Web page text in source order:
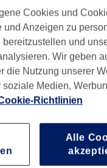
Cookies und
und Anzeigen zu
und
Wir geben
die Nutzung unserer
soziale Medien,
Richtlinien
Alle